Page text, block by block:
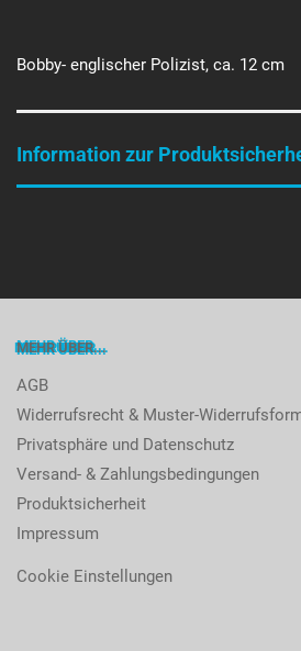
Bobby- englischer Polizist, ca. 12 cm
Information zur
MEHR ÜBER...
AGB
Widerrufsrecht & Muster-
Privatsphäre und Datenschutz
Versand- & Zahlungsbedingungen
Produktsicherheit
Impressum
Cookie Einstellungen